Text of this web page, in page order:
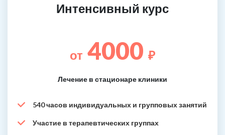
Интенсивный курс
от 4000 ₽
Лечение в стационаре клиники
540 часов индивидуальных и групповых занятий
Участие в терапевтических группах